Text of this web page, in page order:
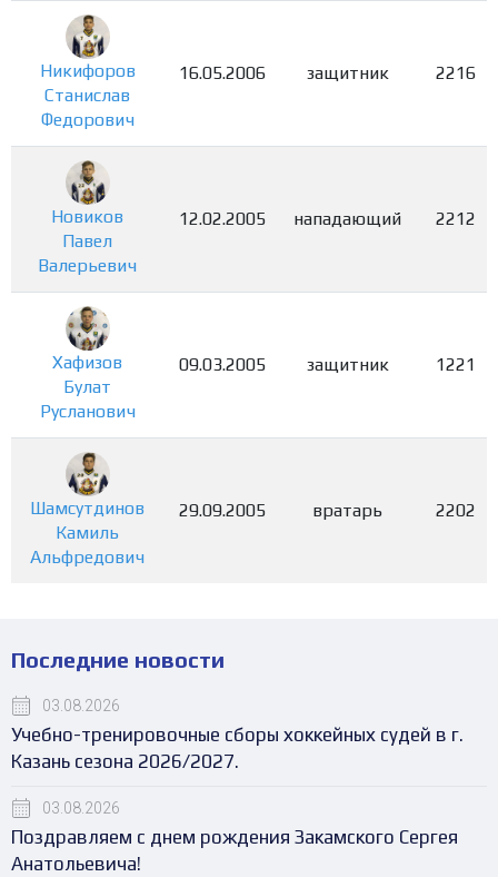
Никифоров
Станислав
Федорович
16.05.2006 защитник 2216
Новиков
Павел
Валерьевич
12.02.2005 нападающий 2212
Хафизов
Булат
Русланович
09.03.2005 защитник 1221
Шамсутдинов
Камиль
Альфредович
29.09.2005 вратарь 2202
Последние новости
03.08.2026
Учебно-тренировочные сборы хоккейных судей в г.
Казань сезона 2026/2027.
03.08.2026
Поздравляем с днем рождения Закамского Сергея
Анатольевича!